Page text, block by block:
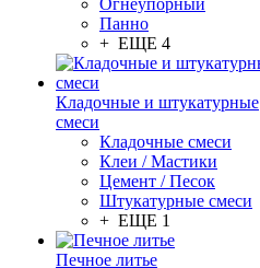
Огнеупорный
Панно
+ ЕЩЕ 4
Кладочные и штукатурные
смеси
Кладочные смеси
Клеи / Мастики
Цемент / Песок
Штукатурные смеси
+ ЕЩЕ 1
Печное литье